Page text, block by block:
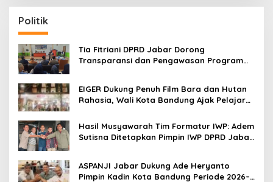
r
c
h
f
o
r
:
Politik
Tia Fitriani DPRD Jabar Dorong
Transparansi dan Pengawasan Program
EIGER Dukung Penuh Film Bara dan Hutan
Rahasia, Wali Kota Bandung Ajak Pelajar
Hasil Musyawarah Tim Formatur IWP: Adem
Sutisna Ditetapkan Pimpin IWP DPRD Jabar
ASPANJI Jabar Dukung Ade Heryanto
Pimpin Kadin Kota Bandung Periode 2026–